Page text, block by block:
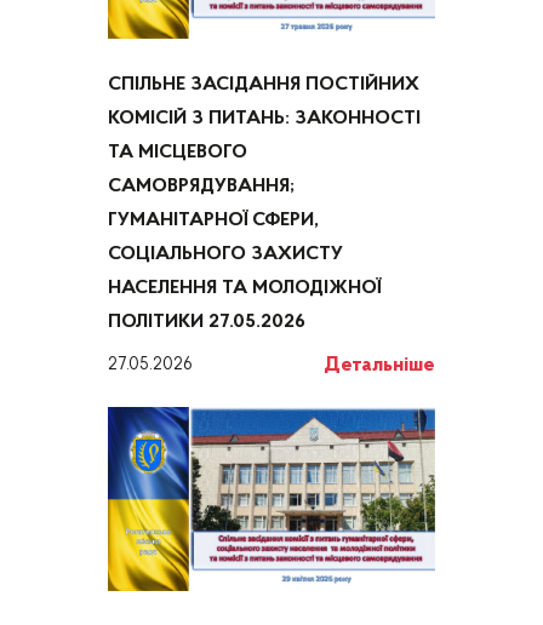
СПІЛЬНЕ ЗАСІДАННЯ ПОСТІЙНИХ
КОМІСІЙ З ПИТАНЬ: ЗАКОННОСТІ
ТА МІСЦЕВОГО
САМОВРЯДУВАННЯ;
ГУМАНІТАРНОЇ СФЕРИ,
СОЦІАЛЬНОГО ЗАХИСТУ
НАСЕЛЕННЯ ТА МОЛОДІЖНОЇ
ПОЛІТИКИ 27.05.2026
27.05.2026 Детальніше